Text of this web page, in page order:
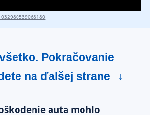
Pokračovanie
na ďalšej strane
↓
auta mohlo